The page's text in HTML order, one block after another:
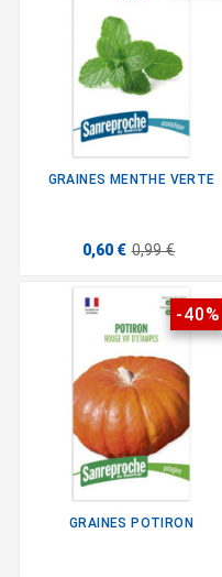
GRAINES MENTHE VERTE
0,60 € 0,99 €
-40%
GRAINES POTIRON